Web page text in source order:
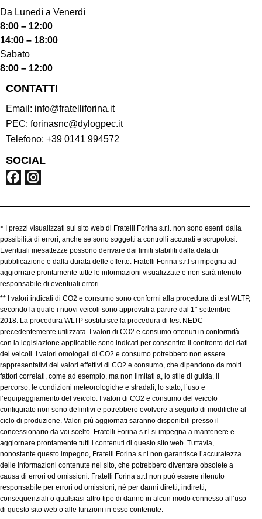
Da Lunedì a Venerdì
8:00 – 12:00
14:00 – 18:00
Sabato
8:00 – 12:00
CONTATTI
Email: info@fratelliforina.it
PEC: forinasnc@dylogpec.it
Telefono: +39 0141 994572
SOCIAL
*
I prezzi visualizzati sul sito web di Fratelli Forina s.r.l. non sono esenti dalla
possibilità di errori, anche se sono soggetti a controlli accurati e scrupolosi.
Eventuali inesattezze possono derivare dai limiti stabiliti dalla data di
pubblicazione e dalla durata delle offerte. Fratelli Forina s.r.l si impegna ad
aggiornare prontamente tutte le informazioni visualizzate e non sarà ritenuto
responsabile di eventuali errori.
** I valori indicati di CO2 e consumo sono conformi alla procedura di test WLTP,
secondo la quale i nuovi veicoli sono approvati a partire dal 1° settembre
2018. La procedura WLTP sostituisce la procedura di test NEDC
precedentemente utilizzata. I valori di CO2 e consumo ottenuti in conformità
con la legislazione applicabile sono indicati per consentire il confronto dei dati
dei veicoli. I valori omologati di CO2 e consumo potrebbero non essere
rappresentativi dei valori effettivi di CO2 e consumo, che dipendono da molti
fattori correlati, come ad esempio, ma non limitati a, lo stile di guida, il
percorso, le condizioni meteorologiche e stradali, lo stato, l’uso e
l’equipaggiamento del veicolo. I valori di CO2 e consumo del veicolo
configurato non sono definitivi e potrebbero evolvere a seguito di modifiche al
ciclo di produzione. Valori più aggiornati saranno disponibili presso il
concessionario da voi scelto. Fratelli Forina s.r.l si impegna a mantenere e
aggiornare prontamente tutti i contenuti di questo sito web. Tuttavia,
nonostante questo impegno, Fratelli Forina s.r.l non garantisce l’accuratezza
delle informazioni contenute nel sito, che potrebbero diventare obsolete a
causa di errori od omissioni. Fratelli Forina s.r.l non può essere ritenuto
responsabile per errori od omissioni, né per danni diretti, indiretti,
consequenziali o qualsiasi altro tipo di danno in alcun modo connesso all’uso
di questo sito web o alle funzioni in esso contenute.